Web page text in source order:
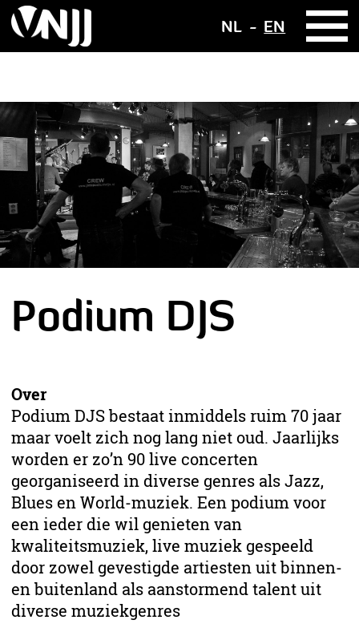
NL EN
Podium DJS
Over
Podium DJS bestaat inmiddels ruim 70 jaar
maar voelt zich nog lang niet oud. Jaarlijks
worden er zo’n 90 live concerten
georganiseerd in diverse genres als Jazz,
Blues en World-muziek. Een podium voor
een ieder die wil genieten van
kwaliteitsmuziek, live muziek gespeeld
door zowel gevestigde artiesten uit binnen-
en buitenland als aanstormend talent uit
diverse muziekgenres